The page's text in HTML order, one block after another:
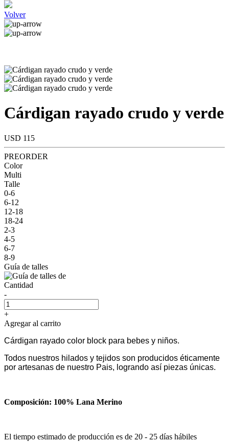
Volver
Cárdigan rayado crudo y verde
USD 115
PREORDER
Color
Multi
Talle
0-6
6-12
12-18
18-24
2-3
4-5
6-7
8-9
Guía de talles
Cantidad
-
+
Agregar al carrito
Cárdigan rayado color block para bebes y niños.
Todos nuestros hilados y tejidos son producidos éticamente
por artesanas de nuestro Pais, logrando así piezas únicas.
Composición: 100% Lana Merino
El tiempo estimado de producción es de 20 - 25 días hábiles